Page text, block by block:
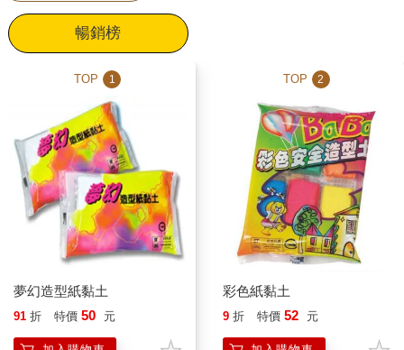
暢銷榜
TOP 1
夢幻造型紙黏土
91 折 特價 50 元
TOP 2
彩色紙黏土
9 折 特價 52 元